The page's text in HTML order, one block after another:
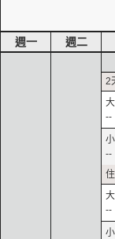
週一 週二
--
--
--